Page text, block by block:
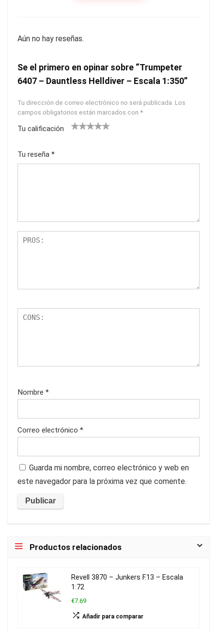
Aún no hay reseñas.
Se el primero en opinar sobre “Trumpeter
6407 – Dauntless Helldiver – Escala 1:350”
Tu dirección de correo electrónico no será publicada. Los
campos obligatorios están marcados con *
Tu calificación
Tu reseña *
Nombre *
Correo electrónico *
Guarda mi nombre, correo electrónico y web en
este navegador para la próxima vez que comente.
Productos relacionados
Revell 3870 – Junkers F.13 – Escala
1:72
€7.69
Añadir para comparar